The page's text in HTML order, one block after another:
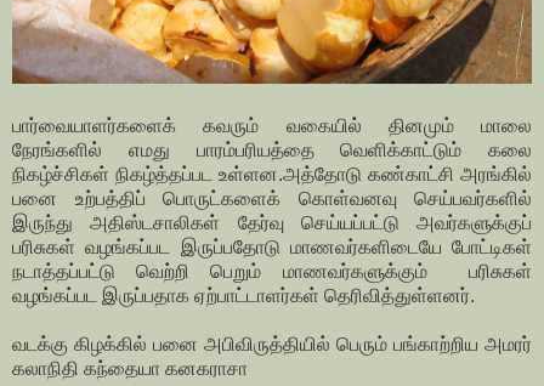
பார்வையாளர்களைக் கவரும் வகையில் தினமும் மாலை
நேரங்களில் எமது பாரம்பரியத்தை வெளிக்காட்டும் கலை
நிகழ்ச்சிகள் நிகழ்த்தப்பட உள்ளன.அத்தோடு கண்காட்சி அரங்கில்
பனை உற்பத்திப் பொருட்களைக் கொள்வனவு செய்பவர்களில்
இருந்து அதிஸ்டசாலிகள் தேர்வு செய்யப்பட்டு அவர்களுக்குப்
பரிசுகள் வழங்கப்பட இருப்பதோடு மாணவர்களிடையே போட்டிகள்
நடாத்தப்பட்டு வெற்றி பெறும் மாணவர்களுக்கும் பரிசுகள்
வழங்கப்பட இருப்பதாக ஏற்பாட்டாளர்கள் தெரிவித்துள்ளனர்.
வடக்கு கிழக்கில் பனை அபிவிருத்தியில் பெரும் பங்காற்றிய அமரர்
கலாநிதி கந்தையா கனகராசா